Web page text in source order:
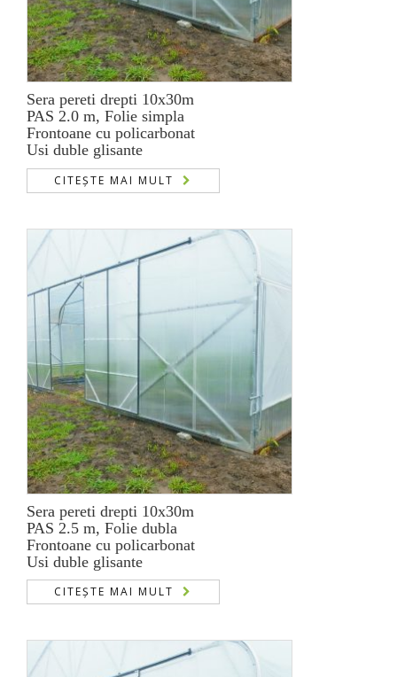
Sera pereti drepti 10x30m
PAS 2.0 m, Folie simpla
Frontoane cu policarbonat
Usi duble glisante
CITEȘTE MAI MULT
Sera pereti drepti 10x30m
PAS 2.5 m, Folie dubla
Frontoane cu policarbonat
Usi duble glisante
CITEȘTE MAI MULT